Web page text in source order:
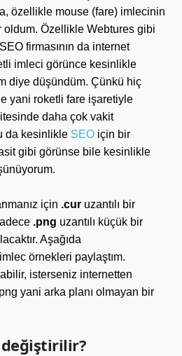
özellikle mouse (fare) imlecinin
oldum. Özellikle Webtures gibi
firmasının da internet
imleci görünce kesinlikle
diye düşündüm. Çünkü hiç
yani roketli fare işaretiyle
daha çok vakit
da kesinlikle SEO için bir
gibi görünse bile kesinlikle
için .cur uzantılı bir
.png uzantılı küçük bir
Aşağıda
örnekleri paylaştım.
isterseniz internetten
yani arka planı olmayan bir
değiştirilir?